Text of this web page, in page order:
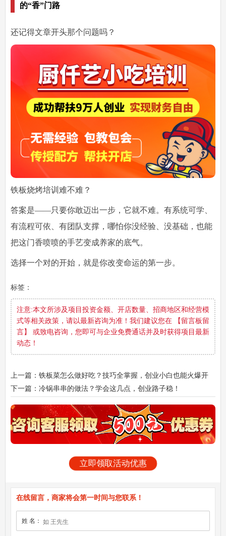
的“香”门路
还记得文章开头那个问题吗？
铁板烧烤培训难不难？
答案是——只要你敢迈出一步，它就不难。有系统可学、
有流程可依、有团队支撑，哪怕你没经验、没基础，也能
把这门香喷喷的手艺变成养家的底气。
选择一个对的开始，就是你改变命运的第一步。
标签：
注意:本文所涉及项目投资金额、开店数量、招商地区和经营模
式等相关政策，请以最新咨询为准！我们建议您在 【留言板留
言】 或致电咨询，您即可与企业免费通话并及时获得项目最新
动态！
上一篇：铁板菜怎么做好吃？技巧全掌握，创业小白也能火爆开
摊！
下一篇：冷锅串串的做法？学会这几点，创业路子稳！
立即领取活动优惠
在线留言，商家将会第一时间与您联系！
姓 名：